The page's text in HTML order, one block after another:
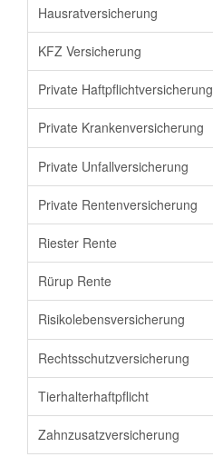
Hausratversicherung
KFZ Versicherung
Private Haftpflichtversicherung
Private Krankenversicherung
Private Unfallversicherung
Private Rentenversicherung
Riester Rente
Rürup Rente
Risikolebensversicherung
Rechtsschutzversicherung
Tierhalterhaftpflicht
Zahnzusatzversicherung